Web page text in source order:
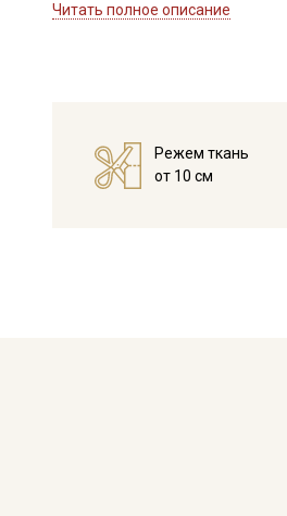
дальнейших стирок, но не
с изнаночной стороны через
Читать полное описание
Режем ткань
от 10 см